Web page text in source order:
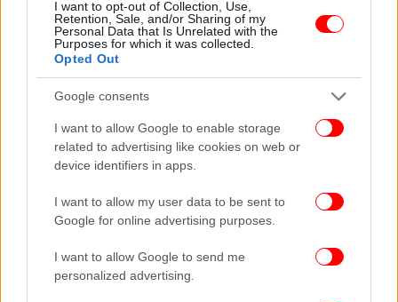
I want to opt-out of Collection, Use,
Retention, Sale, and/or Sharing of my
Personal Data that Is Unrelated with the
Purposes for which it was collected.
Opted Out
Google consents
I want to allow Google to enable storage
related to advertising like cookies on web or
device identifiers in apps.
I want to allow my user data to be sent to
Google for online advertising purposes.
I want to allow Google to send me
personalized advertising.
Το Μαλί κυβερνάται από στρατιωτική χούντα που
πραξικοπήματα το 2020 και το 2021.
Η μικρή, φτωχή χώρα του Σάχελ, από το 2012
βρίσκεται αντιμέτωπη με σοβαρή κρίση ασφαλείας